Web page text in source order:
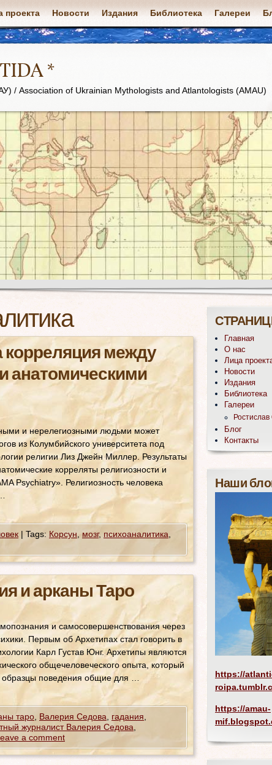
проекта Новости Издания Библиотека Галереи
*
/ Association of Ukrainian Mythologists and Atlantologists (AMAU)
между
анатомическими
и нерелегиозными людьми может
из Колумбийского университета под
религии Лиз Джейн Миллер. Результаты
корреляты религиозности и
Psychiatry». Религиозность человека
| Tags: Корсун мозг, психоаналитика
и арканы Таро
и самосовершенствования через
Первым об Архетипах стал говорить в
Карл Густав Юнг. Архетипы являются
общечеловеческого опыта, который
поведения общие для …
таро Валерия Седова гадания
журналист Валерия Седова
a comment
Главная
О нас
Лица
Новости
Издания
Библиотека
Галереи
Блог
Контакты
Наши
https://
https://amau-